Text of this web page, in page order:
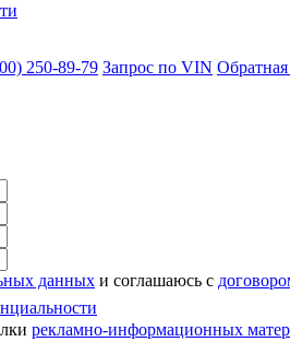
250-89-79 Запрос по VIN Обратная
данных и соглашаюсь с
рекламно-информационных